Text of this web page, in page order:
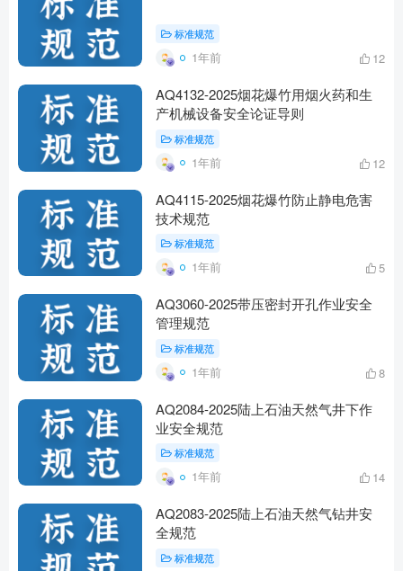
标准规范
1年前 12
AQ4132-2025烟花爆竹用烟火药和生
产机械设备安全论证导则
标准规范
1年前 12
AQ4115-2025烟花爆竹防止静电危害
技术规范
标准规范
1年前 5
AQ3060-2025带压密封开孔作业安全
管理规范
标准规范
1年前 8
AQ2084-2025陆上石油天然气井下作
业安全规范
标准规范
1年前 14
AQ2083-2025陆上石油天然气钻井安
全规范
标准规范